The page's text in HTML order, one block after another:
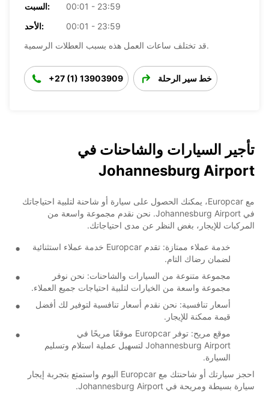
السبت:
00:01 - 23:59
الأحد:
00:01 - 23:59
قد تختلف ساعات العمل هذه بسبب العطلات الرسمية.
+27 (1) 13903909 خط سير الرحلة
تأجير السيارات والشاحنات في
Johannesburg Airport
مع Europcar، يمكنك الحصول على سيارة أو شاحنة لتلبية احتياجاتك
في Johannesburg Airport. نحن نقدم مجموعة واسعة من
المركبات للإيجار، بغض النظر عن مدى احتياجاتك.
خدمة عملاء ممتازة: تقدم Europcar خدمة عملاء استثنائية
لضمان رضاك التام.
مجموعة متنوعة من السيارات والشاحنات: نحن نوفر
مجموعة واسعة من الخيارات لتلبية احتياجات جميع العملاء.
أسعار تنافسية: نحن نقدم أسعار تنافسية لتوفير لك أفضل
قيمة ممكنة للإيجار.
موقع مريح: توفر Europcar موقعًا مريحًا في
Johannesburg Airport لتسهيل عملية استلام وتسليم
السيارة.
احجز سيارتك أو شاحنتك مع Europcar اليوم واستمتع بتجربة إيجار
سيارة بسيطة ومريحة في Johannesburg Airport.